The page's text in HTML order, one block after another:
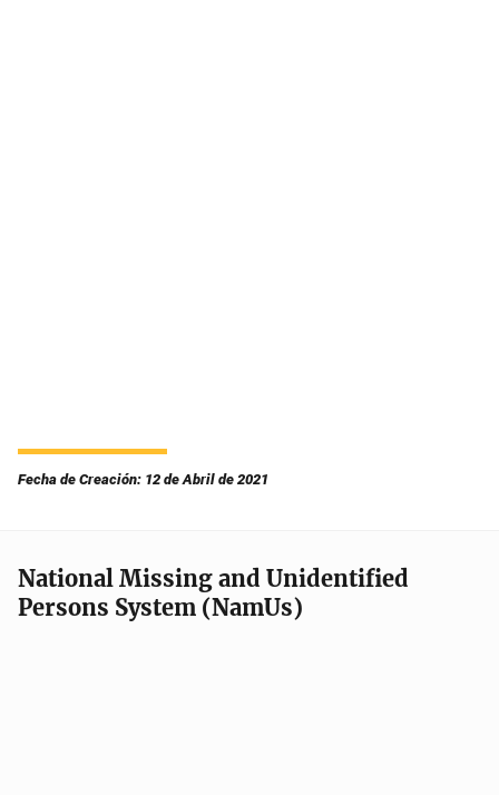
Fecha de Creación: 12 de Abril de 2021
National Missing and Unidentified
Persons System (NamUs)